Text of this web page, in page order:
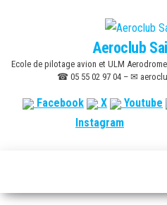
content
Aeroclub
Ecole de pilotage avion et ULM
☎ 05 55 02 97 04 – ✉
Facebook X
Youtube
Instagram